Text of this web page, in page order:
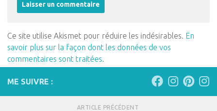
Ce site utilise Akismet pour réduire les indésirables. En
savoir plus sur la façon dont les données de vos
commentaires sont traitées.
ME SUIVRE :
ARTICLE PRÉCÉDENT